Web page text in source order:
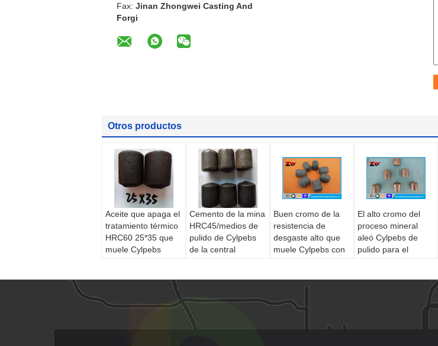
Fax: Jinan Zhongwei Casting And
Forgi
Otros productos
Aceite que apaga el
tratamiento térmico
HRC60 25*35 que
muele Cylpebs
Cemento de la mina
HRC45/medios de
pulido de Cylpebs
de la central
Buen cromo de la
resistencia de
desgaste alto que
muele Cylpebs con
El alto cromo del
proceso mineral
aleó Cylpebs de
pulido para el